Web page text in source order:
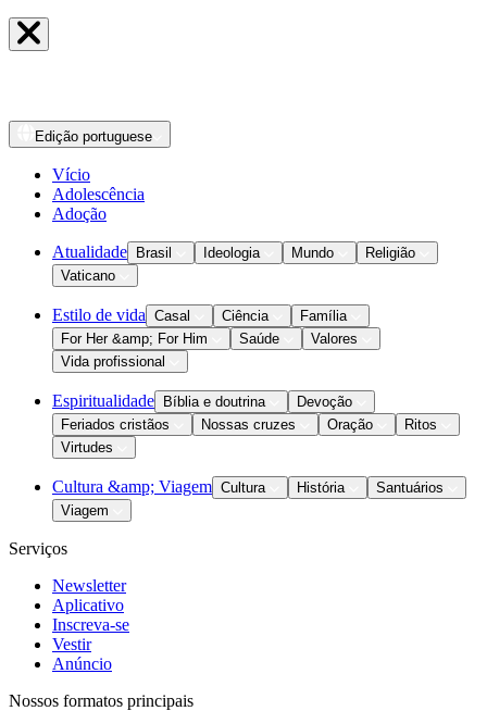
Edição portuguese
Vício
Adolescência
Adoção
Atualidade Brasil Ideologia Mundo
Religião
Vaticano
Estilo de vida Casal Ciência
Família
For Her &amp; For Him
Saúde
Valores
Vida profissional
Espiritualidade Bíblia e doutrina
Devoção
Feriados cristãos
Nossas cruzes Oração
Ritos
Virtudes
Cultura &amp; Viagem Cultura História
Santuários
Viagem
Serviços
Newsletter
Aplicativo
Inscreva-se
Vestir
Anúncio
Nossos formatos principais